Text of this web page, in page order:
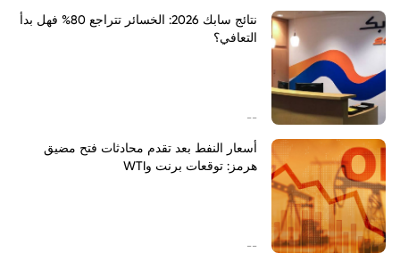
نتائج سابك 2026: الخسائر تتراجع 80% فهل بدأ
التعافي؟
--
أسعار النفط بعد تقدم محادثات فتح مضيق
هرمز: توقعات برنت وWTI
--